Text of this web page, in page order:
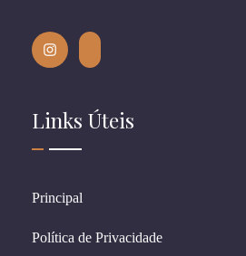
Links Úteis
Principal
Política de Privacidade